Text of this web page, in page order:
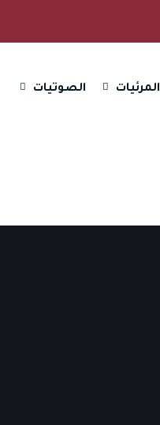
المرئيات الصوتيات